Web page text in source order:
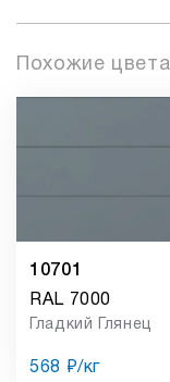
Похожие
10701
RAL 7000
Гладкий Глянец
568 ₽/кг